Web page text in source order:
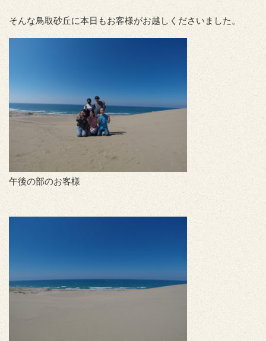
そんな鳥取砂丘に本日もお客様がお越しくださいました。
午後の部のお客様